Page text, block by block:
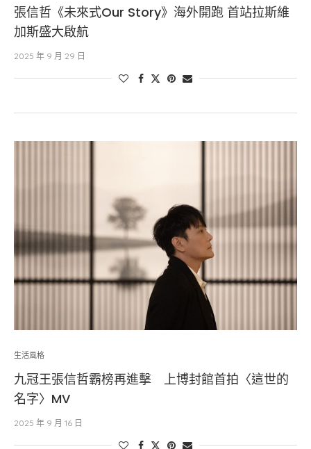
張信哲《未來式Our Story》海外開跑 首站拉斯維
加斯盛大啟航
2025 年 9 月 29 日
生活風格
九冠王張信哲霸榜再進擊 上博封館首拍〈這世的
名字〉MV
2025 年 9 月 16 日